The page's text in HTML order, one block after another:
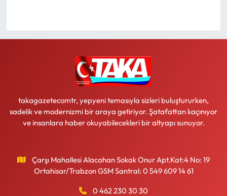
takagazetecomtr, yepyeni temasıyla sizleri buluştururken,
sadelik ve modernizmi bir araya getiriyor. Şatafattan kaçınıyor
ve insanlara haber okuyabilecekleri bir altyapı sunuyor.
Çarşı Mahallesi Alacahan Sokak Onur Apt.Kat:4 No: 19
Ortahisar/Trabzon GSM Santral: 0 549 609 14 61
0 462 230 30 30